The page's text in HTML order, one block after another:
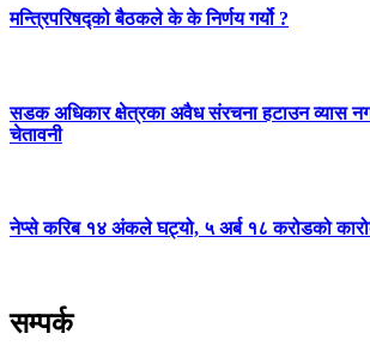
मन्त्रिपरिषद्को बैठकले के के निर्णय गर्यो ?
सडक अधिकार क्षेत्रका अवैध संरचना हटाउन व्यास
चेतावनी
नेप्से करिब १४ अंकले घट्यो, ५ अर्ब १८ करोडको
सम्पर्क